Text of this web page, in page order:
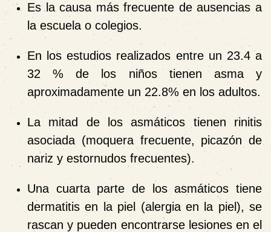
Es la causa más frecuente de ausencias a
la escuela o colegios.
En los estudios realizados entre un 23.4 a
32 % de los niños tienen asma y
aproximadamente un 22.8% en los adultos.
La mitad de los asmáticos tienen rinitis
asociada (moquera frecuente, picazón de
nariz y estornudos frecuentes).
Una cuarta parte de los asmáticos tiene
dermatitis en la piel (alergia en la piel), se
rascan y pueden encontrarse lesiones en el